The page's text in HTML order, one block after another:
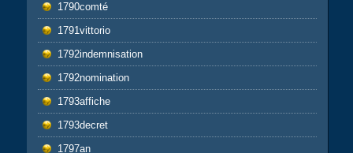
1790comté
1791vittorio
1792indemnisation
1792nomination
1793affiche
1793decret
1797an